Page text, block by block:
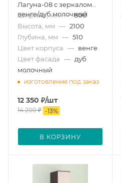
Лагуна-08 с зеркалом
венге/дуб молочный
Ширина, мм — 800
Высота, мм — 2100
Глубина, мм — 510
Цвет корпуса — венге
Цвет фасада — дуб
молочный
изготовление под заказ
12 350 ₽/шт
14 200₽ -13%
В КОРЗИНУ